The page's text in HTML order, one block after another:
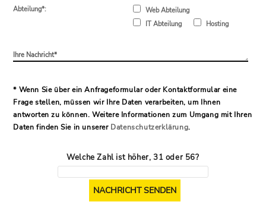
Abteilung*:
Web Abteilung
IT Abteilung
Hosting
* Wenn Sie über ein Anfrageformular oder Kontaktformular eine
Frage stellen, müssen wir Ihre Daten verarbeiten, um Ihnen
antworten zu können. Weitere Informationen zum Umgang mit Ihren
Daten finden Sie in unserer Datenschutzerklärung.
Welche Zahl ist höher, 31 oder 56?